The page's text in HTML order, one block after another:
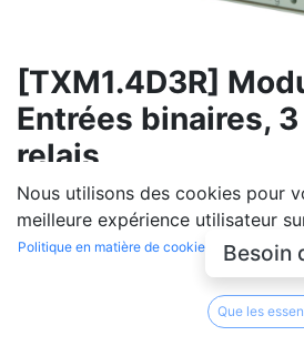
[TXM1.4D3R]
Entrées binaires,
relais
(0 avis)
TXM1.4D3R 4 entrées logiques,
avec LED tricolore (vert, jaune,
dérogation local. 4 DI,
comme : Signal de message
Nous utilisons des cookies pour
meilleure expérience utilisateur
Politique en matière de cookies
Que les
Besoin